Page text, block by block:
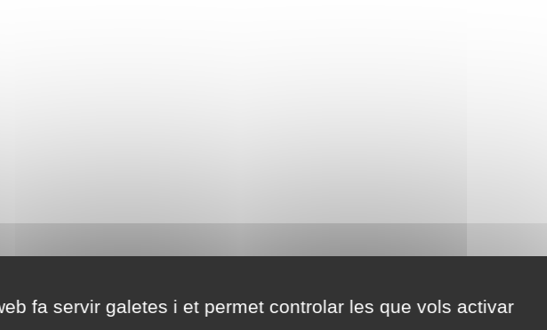
fa servir galetes i et permet controlar les que vols activar